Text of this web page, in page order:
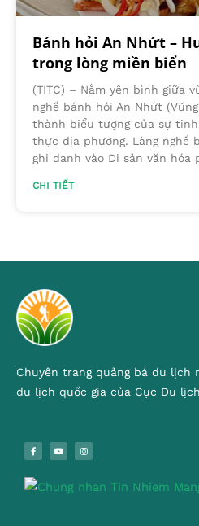
Bánh hỏi An Nhứt –
trong lòng miền biển
(TITC) – Nằm yên bình giữa
nghề bánh hỏi An Nhứt
thành biểu tượng của sự
thực địa phương. Làng nghề
ghi danh vào Di sản văn hóa
CHI TIẾT
Chuyên trang quảng bá du lịch
du lịch quốc gia của Cục Du